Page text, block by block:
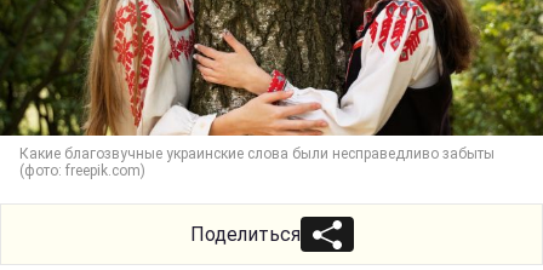
Какие благозвучные украинские слова были несправедливо забыты
(фото: freepik.com)
Поделиться